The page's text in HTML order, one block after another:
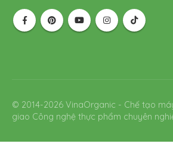
© 2014-2026 VinaOrganic - Chế tạo
giao Công nghệ thực phẩm chuyên